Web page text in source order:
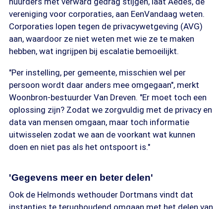
vereniging voor corporaties, aan EenVandaag weten.
Corporaties lopen tegen de privacywetgeving (AVG)
aan, waardoor ze niet weten met wie ze te maken
hebben, wat ingrijpen bij escalatie bemoeilijkt.
"Per instelling, per gemeente, misschien wel per
persoon wordt daar anders mee omgegaan", merkt
Woonbron-bestuurder Van Dreven. "Er moet toch een
oplossing zijn? Zodat we zorgvuldig met de privacy en
data van mensen omgaan, maar toch informatie
uitwisselen zodat we aan de voorkant wat kunnen
doen en niet pas als het ontspoort is."
'Gegevens meer en beter delen'
Ook de Helmonds wethouder Dortmans vindt dat
instanties te terughoudend omgaan met het delen van